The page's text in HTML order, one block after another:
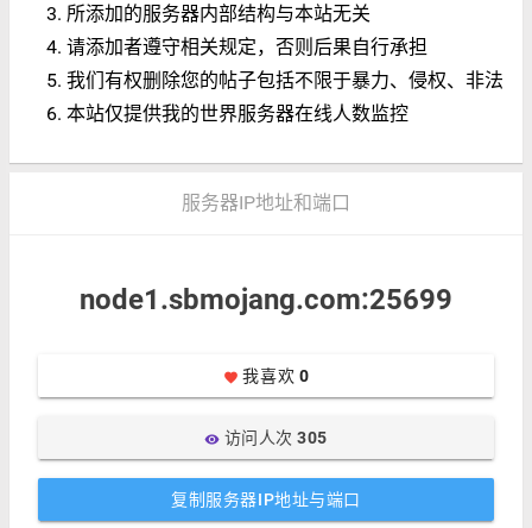
所添加的服务器内部结构与本站无关
请添加者遵守相关规定，否则后果自行承担
我们有权删除您的帖子包括不限于暴力、侵权、非法
本站仅提供我的世界服务器在线人数监控
服务器IP地址和端口
node1.sbmojang.com:25699
favorite 我喜欢 0
visibility访问人次305
复制服务器IP地址与端口